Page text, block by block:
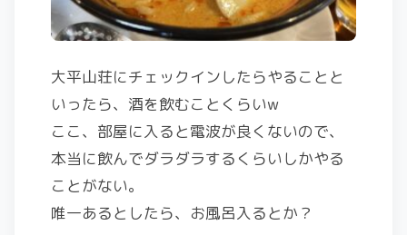
大平山荘にチェックインしたらやることと
いったら、酒を飲むことくらいw
ここ、部屋に入ると電波が良くないので、
本当に飲んでダラダラするくらいしかやる
ことがない。
唯一あるとしたら、お風呂入るとか？